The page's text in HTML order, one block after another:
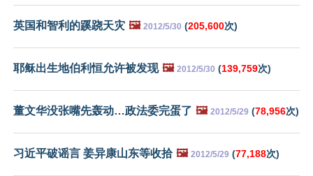
英国和智利的蹊跷天灾 🖼️ 2012/5/30 (205,600次)
耶稣出生地伯利恒允许被发现 🖼️ 2012/5/30 (139,759次)
董文华没张嘴先轰动…政法委完蛋了 🖼️ 2012/5/29 (78,956次)
习近平破谣言 姜异康山东等收拾 🖼️ 2012/5/29 (77,188次)